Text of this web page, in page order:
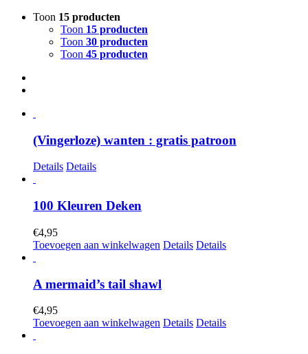
Toon 15 producten
Toon 15 producten
Toon 30 producten
Toon 45 producten
(Vingerloze) wanten : gratis patroon
Details Details
100 Kleuren Deken
€4,95
Toevoegen aan winkelwagen Details Details
A mermaid’s tail shawl
€4,95
Toevoegen aan winkelwagen Details Details